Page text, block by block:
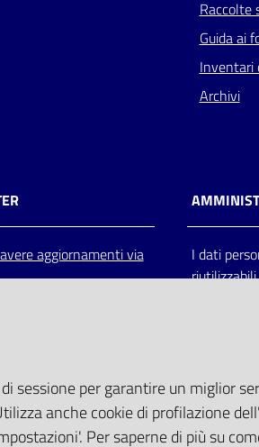
Raccolte
Guida ai
Inventari
Archivi
aggiornamenti via
I dati
sessione per garantire un miglior
anche cookie di profilazione
Per saperne di più su